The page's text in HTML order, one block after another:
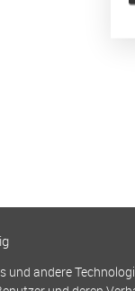
und andere